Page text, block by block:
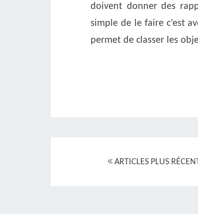
doivent donner des
simple de le faire c’est
permet de classer les
ARTICLES PLUS